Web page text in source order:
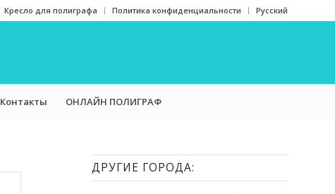
Кресло для полиграфа Политика конфиденциальности Русский
Контакты ОНЛАЙН ПОЛИГРАФ
ДРУГИЕ ГОРОДА: